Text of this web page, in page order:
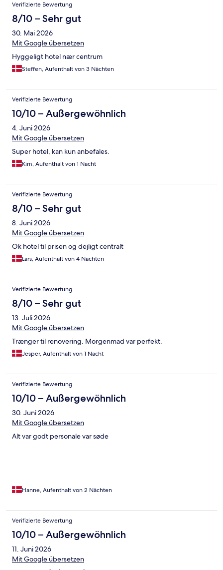
Verifizierte Bewertung
8/10 – Sehr gut
30. Mai 2026
Mit Google übersetzen
Hyggeligt hotel nær centrum
Steffen, Aufenthalt von 3 Nächten
Verifizierte Bewertung
10/10 – Außergewöhnlich
4. Juni 2026
Mit Google übersetzen
Super hotel, kan kun anbefales.
Kim, Aufenthalt von 1 Nacht
Verifizierte Bewertung
8/10 – Sehr gut
8. Juni 2026
Mit Google übersetzen
Ok hotel til prisen og dejligt centralt
Lars, Aufenthalt von 4 Nächten
Verifizierte Bewertung
8/10 – Sehr gut
13. Juli 2026
Mit Google übersetzen
Trænger til renovering. Morgenmad var perfekt.
Jesper, Aufenthalt von 1 Nacht
Verifizierte Bewertung
10/10 – Außergewöhnlich
30. Juni 2026
Mit Google übersetzen
Alt var godt personale var søde
Hanne, Aufenthalt von 2 Nächten
Verifizierte Bewertung
10/10 – Außergewöhnlich
11. Juni 2026
Mit Google übersetzen